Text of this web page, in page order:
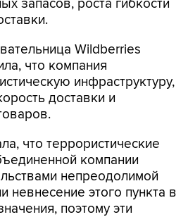
Wildberries
инфраструктуру,
доставки и
что террористические
непреодолимой
невнесение этого пункта в
поэтому эти
подлежат возмещению".